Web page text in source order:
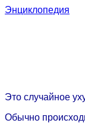
Энциклопедия
Это случайное
Обычно